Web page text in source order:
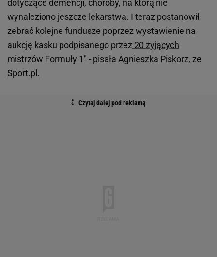
dotyczące demencji, choroby, na którą nie
wynaleziono jeszcze lekarstwa. I teraz postanowił
zebrać kolejne fundusze poprzez wystawienie na
aukcję kasku podpisanego przez 20 żyjących
mistrzów Formuły 1" - pisała Agnieszka Piskorz, ze
Sport.pl.